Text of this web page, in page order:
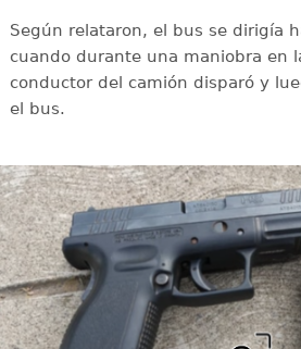
Según relataron, el bus se dirigía
cuando durante una maniobra en
conductor del camión disparó y
el bus.